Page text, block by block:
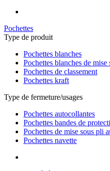
Pochettes
Type de produit
Pochettes blanches
Pochettes blanches de
Pochettes de classement
Pochettes kraft
Type de fermeture/usages
Pochettes autocollantes
Pochettes bandes de
Pochettes de mise sous pli
Pochettes navette